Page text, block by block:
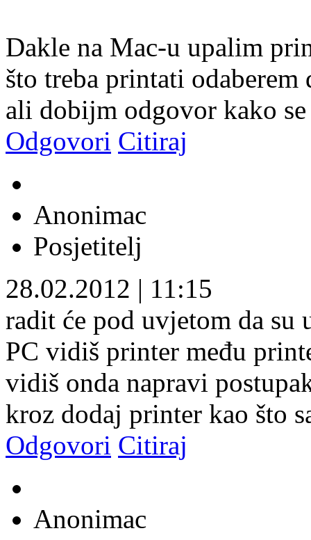
Dakle na Mac-u upalim
što treba printati
ali dobijm odgovor kako
Odgovori Citiraj
Anonimac
Posjetitelj
28.02.2012 | 11:15
radit će pod uvjetom da su
PC vidiš printer među
vidiš onda napravi
kroz dodaj printer kao što
Odgovori Citiraj
Anonimac